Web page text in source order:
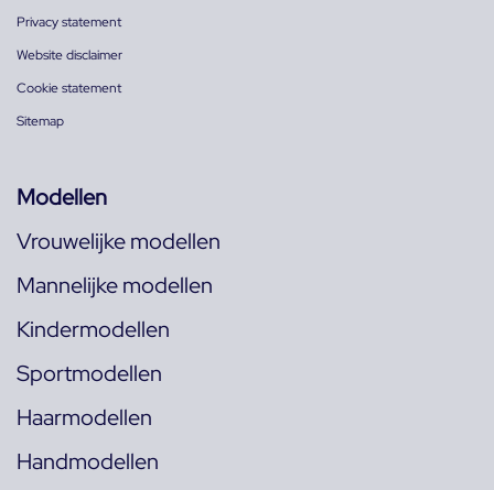
Privacy statement
Website disclaimer
Cookie statement
Sitemap
Modellen
Vrouwelijke modellen
Mannelijke modellen
Kindermodellen
Sportmodellen
Haarmodellen
Handmodellen